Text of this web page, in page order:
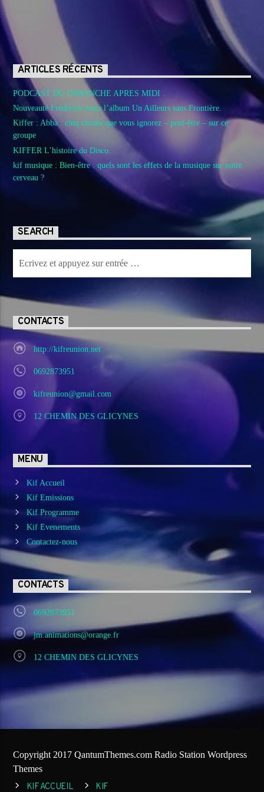
ARTICLES RÉCENTS
PODCAST DU DIMANCHE APRES MIDI .
Nouveauté Frédérick Arno l’album Un Ailleurs sans Frontière.
Kiffer : Abba : cinq choses que vous ignorez – peut-être – sur ce
groupe
KIFFER L’histoire du Disco.
kif musique : Bien-être : quels sont les effets de la musique sur notre
cerveau ?
SEARCH
CONTACTS
http://kifreunion.net
0692873951
kifreunion@gmail.com
12 CHEMIN DES GLICYNES
MENU
Kif Accueil
Kif Emissions
Kif Programme
Kif Evenements
Contactez-nous
CONTACTS
0692873951
jm.animations@orange.fr
12 CHEMIN DES GLICYNES
Copyright 2017 QantumThemes.com Radio Station Wordpress
Themes
KIF ACCUEIL
KIF